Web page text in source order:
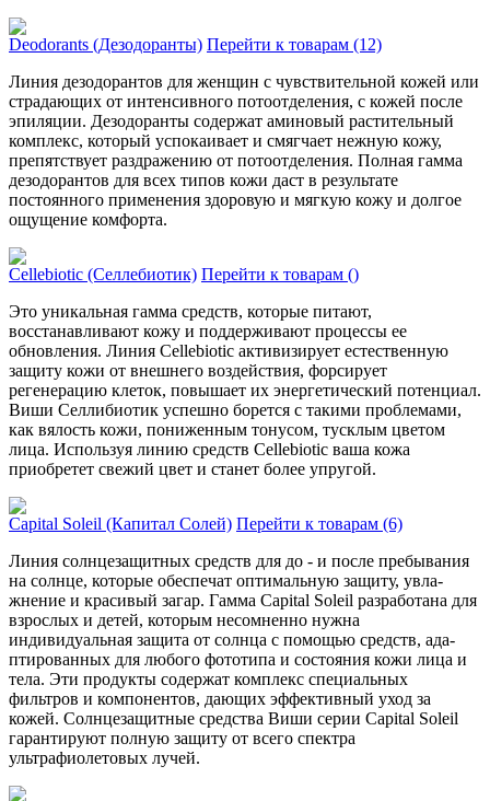
Deodorants (Дезодоранты) Перейти к товарам (12)
Линия дезодорантов для женщин с чувствительной кожей или
страдающих от интенсивного потоотделения, с кожей после
эпи­ляции. Дезо­доранты содержат аминовый растительный
комплекс, который успо­каивает и смягчает нежную кожу,
препятствует раздражению от потоотделения. Полная гамма
дезодорантов для всех типов кожи даст в результате
постоянного применения здоровую и мягкую кожу и долгое
ощущение комфорта.
Cellebiotic (Селлебиотик) Перейти к товарам ()
Это уникальная гамма средств, которые питают,
восстанавливают кожу и поддерживают процессы ее
обновления. Линия Cellebiotic активизирует естественную
защиту кожи от внешнего воздействия, форсирует
регенерацию клеток, повышает их энергетический потенциал.
Виши Селлибиотик успешно борется с такими проблемами,
как вялость кожи, пониженным тонусом, тусклым цветом
лица. Используя линию средств Cellebiotic ваша кожа
приобретет свежий цвет и станет более упругой.
Capital Soleil (Капитал Солей) Перейти к товарам (6)
Линия солнцезащитных средств для до - и после пребывания
на солнце, которые обеспечат оптимальную защиту, увла­
жнение и красивый загар. Гамма Capital Soleil разработана для
взрослых и детей, кото­рым несомненно нужна
индивидуальная защита от солнца с помощью средств, ада­
птированных для любого фототипа и состояния кожи лица и
тела. Эти продукты содержат комплекс специальных
фильтров и компонентов, дающих эффективный уход за
кожей. Солнцезащитные средства Виши серии Capital Soleil
гарантируют полную защиту от всего спектра
ультрафиолетовых лучей.